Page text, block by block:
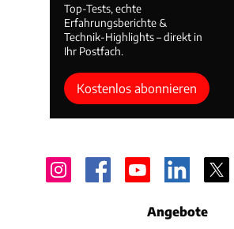
Top-Tests, echte
Erfahrungsberichte &
Technik-Highlights – direkt in
Ihr Postfach.
Kostenlos abonnieren
Angebote